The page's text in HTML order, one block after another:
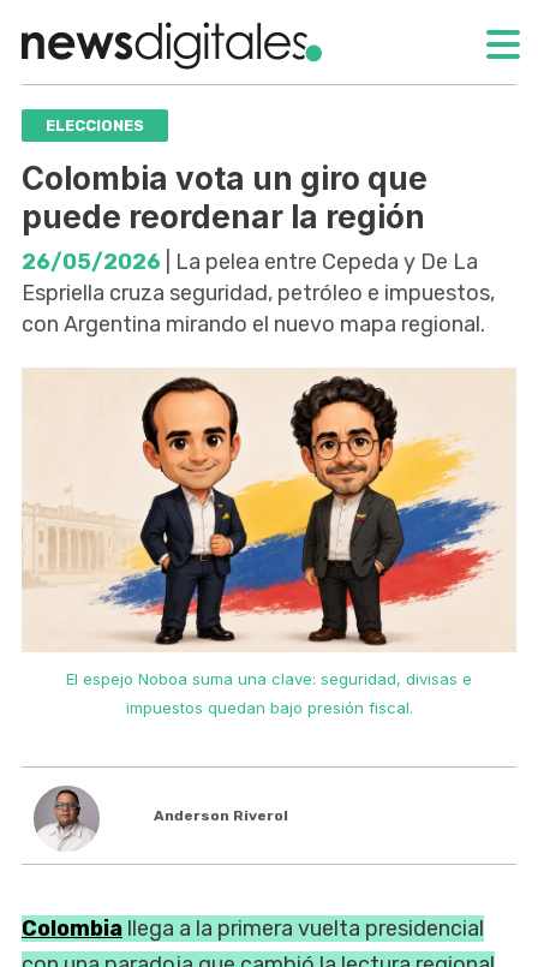
ELECCIONES
Colombia vota un giro que
puede reordenar la región
26/05/2026 | La pelea entre Cepeda y De La
Espriella cruza seguridad, petróleo e impuestos,
con Argentina mirando el nuevo mapa regional.
El espejo Noboa suma una clave: seguridad, divisas e
impuestos quedan bajo presión fiscal.
Anderson Riverol
Colombia llega a la primera vuelta presidencial